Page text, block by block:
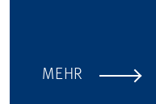
MEHR